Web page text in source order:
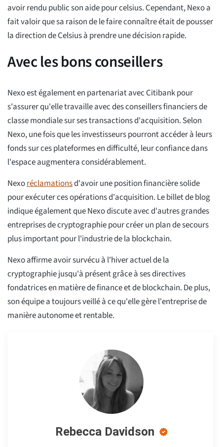
avoir rendu public son aide pour celsius. Cependant, Nexo a
fait valoir que sa raison de le faire connaître était de pousser
la direction de Celsius à prendre une décision rapide.
Avec les bons conseillers
Nexo est également en partenariat avec Citibank pour
s'assurer qu'elle travaille avec des conseillers financiers de
classe mondiale sur ses transactions d'acquisition. Selon
Nexo, une fois que les investisseurs pourront accéder à leurs
fonds sur ces plateformes en difficulté, leur confiance dans
l'espace augmentera considérablement.
Nexoréclamationsd'avoir une position financière solide
pour exécuter ces opérations d'acquisition. Le billet de blog
indique également que Nexo discute avec d'autres grandes
entreprises de cryptographie pour créer un plan de secours
plus important pour l'industrie de la blockchain.
Nexo affirme avoir survécu à l'hiver actuel de la
cryptographie jusqu'à présent grâce à ses directives
fondatrices en matière de finance et de blockchain. De plus,
son équipe a toujours veillé à ce qu'elle gère l'entreprise de
manière autonome et rentable.
Rebecca Davidson